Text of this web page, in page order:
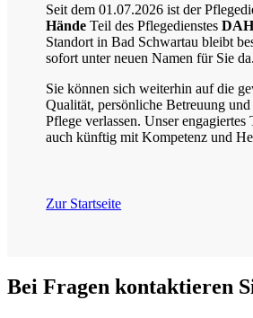
Seit dem 01.07.2026 ist der
Hände Teil des Pflegedienstes
Standort in Bad Schwartau bleibt
sofort unter neuen Namen für Sie da.
Sie können sich weiterhin auf die
Qualität, persönliche Betreuung und
Pflege verlassen. Unser engagiertes
auch künftig mit Kompetenz und
Zur Startseite
Bei Fragen kontaktieren